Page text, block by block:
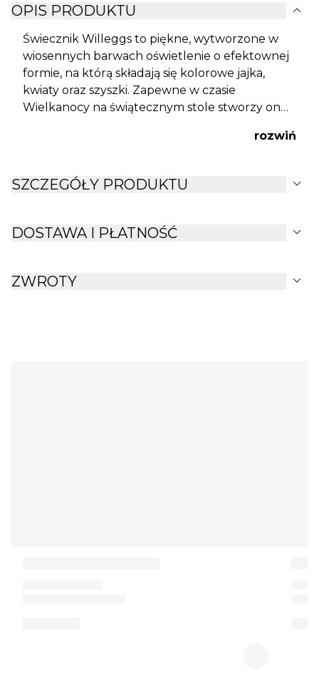
OPIS PRODUKTU expand_more
Świecznik Willeggs to piękne, wytworzone w
wiosennych barwach oświetlenie o efektownej
formie, na którą składają się kolorowe jajka,
kwiaty oraz szyszki. Zapewne w czasie
Wielkanocy na świątecznym stole stworzy on
rozwiń
SZCZEGÓŁY PRODUKTU expand_more
DOSTAWA I PŁATNOŚĆ expand_more
ZWROTY expand_more